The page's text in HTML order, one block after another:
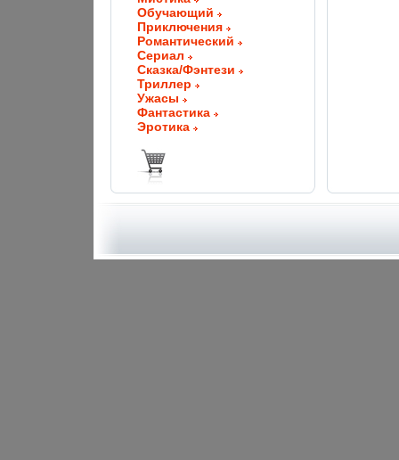
Обучающий
Приключения
Романтический
Сериал
Сказка/Фэнтези
Триллер
Ужасы
Фантастика
Эротика